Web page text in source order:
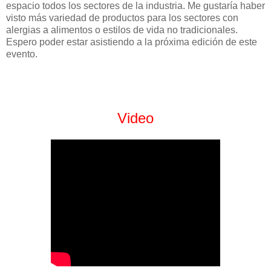
espacio todos los sectores de la industria. Me gustaría haber
visto más variedad de productos para los sectores con
alergias a alimentos o estilos de vida no tradicionales.
Espero poder estar asistiendo a la próxima edición de este
evento.
Video